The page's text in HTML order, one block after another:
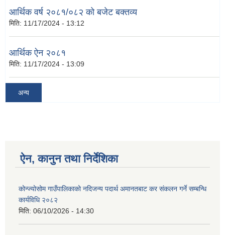
आर्थिक वर्ष २०८१/०८२ को बजेट बक्तव्य
मिति: 11/17/2024 - 13:12
आर्थिक ऐन २०८१
मिति: 11/17/2024 - 13:09
अन्य
ऐन, कानुन तथा निर्देशिका
कोन्ज्योसोम गाउँपालिकाको नदिजन्य पदार्थ अमानतबाट कर संकलन गर्ने सम्बन्धि
कार्यविधि २०८२
मिति: 06/10/2026 - 14:30